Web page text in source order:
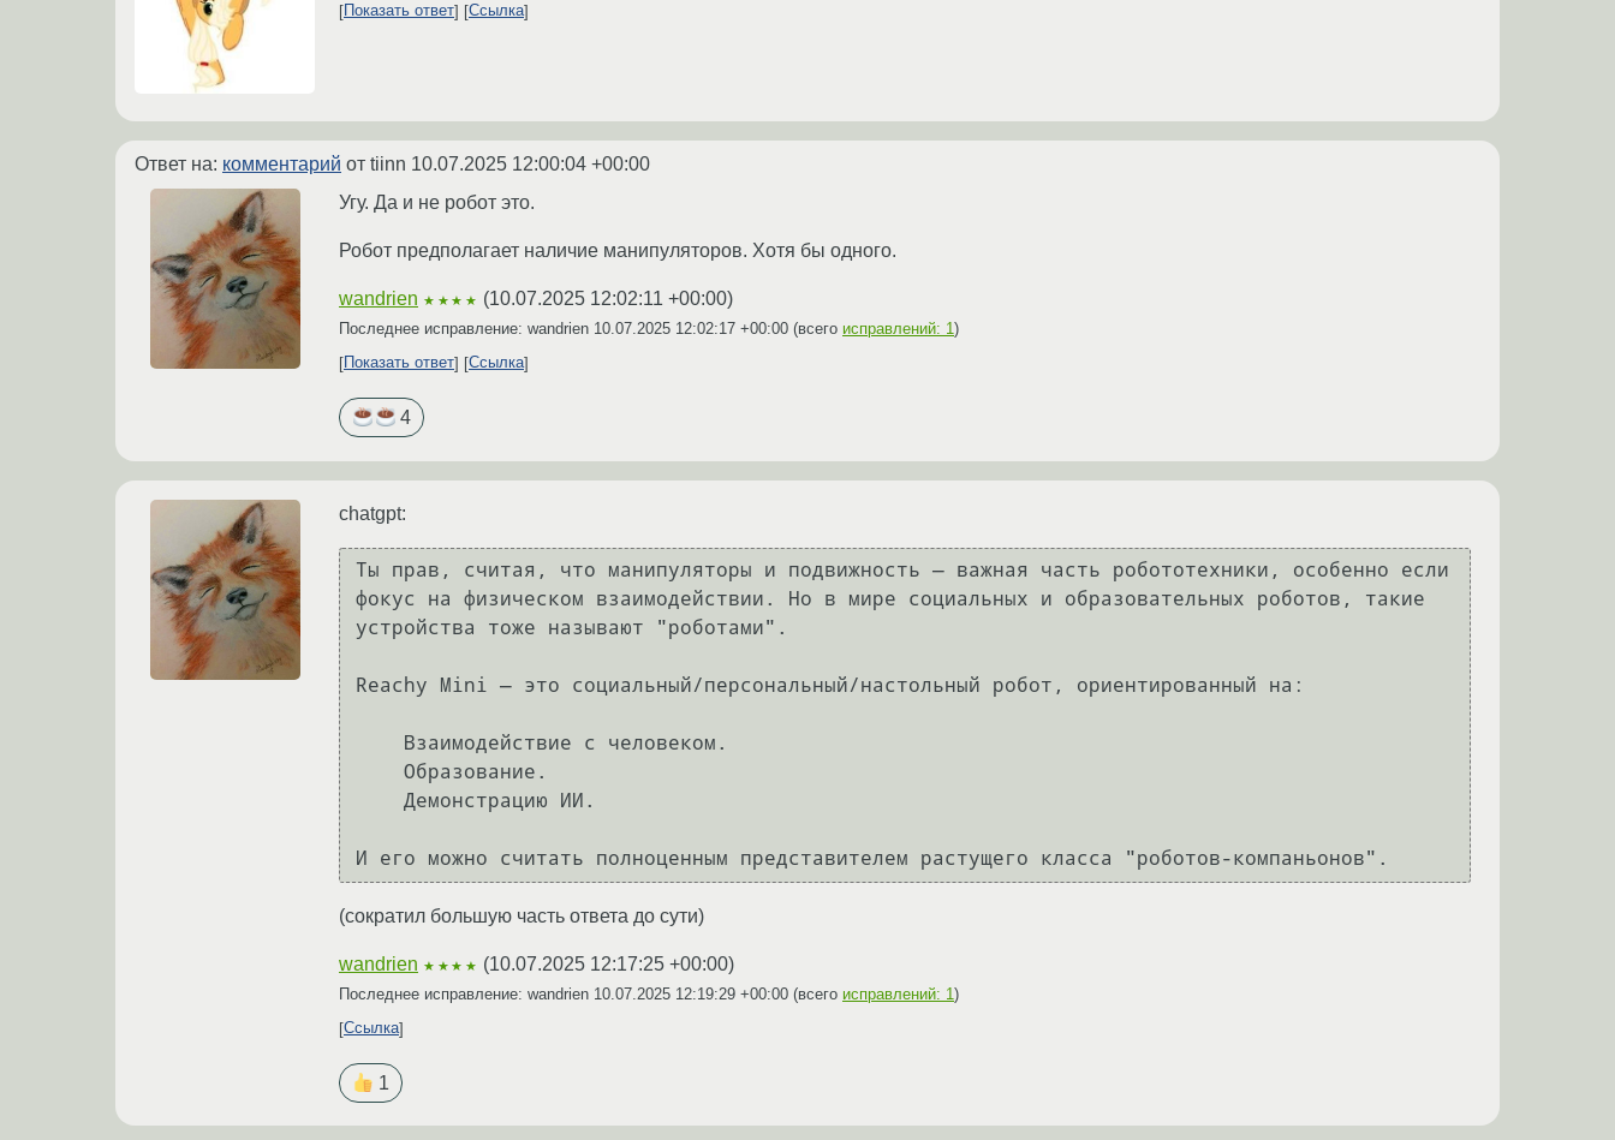
Показать ответ
Ссылка
Ответ на: комментарий от tiinn 10.07.2025 12:00:04 +00:00
Угу. Да и не робот это.
Робот предполагает наличие манипуляторов. Хотя бы одного.
wandrien ★★★★ (10.07.2025 12:02:11 +00:00)
Последнее исправление: wandrien 10.07.2025 12:02:17 +00:00 (всего исправлений: 1 )
Показать ответ
Ссылка
4
chatgpt:
Ты прав, считая, что манипуляторы и подвижность — важная часть робототехники, особенно если
фокус на физическом взаимодействии. Но в мире социальных и образовательных роботов, такие
устройства тоже называют "роботами".
Reachy Mini — это социальный/персональный/настольный робот, ориентированный на:
(сократил большую часть ответа до сути)
wandrien ★★★★ (10.07.2025 12:17:25 +00:00)
Последнее исправление: wandrien 10.07.2025 12:19:29 +00:00 (всего исправлений: 1)
Ссылка
1